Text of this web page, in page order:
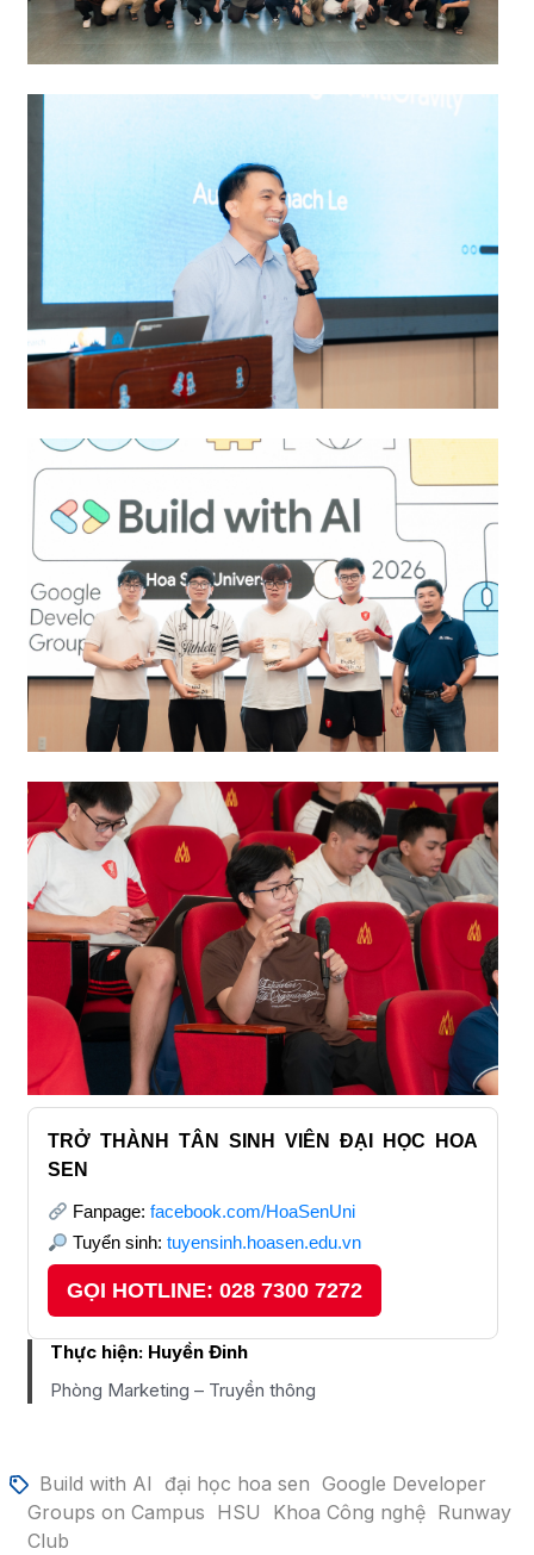
TRỞ THÀNH TÂN SINH VIÊN ĐẠI HỌC HOA
SEN
Fanpage: facebook.com/HoaSenUni
Tuyển sinh: tuyensinh.hoasen.edu.vn
GỌI HOTLINE: 028 7300 7272
Thực hiện: Huyền Đinh
Phòng Marketing – Truyền thông
Build with AI đại học hoa sen Google Developer
Groups on Campus HSU Khoa Công nghệ Runway
Club